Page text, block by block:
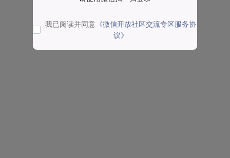
我已阅读并同意 《微信开放社区交流专区服务协
议》